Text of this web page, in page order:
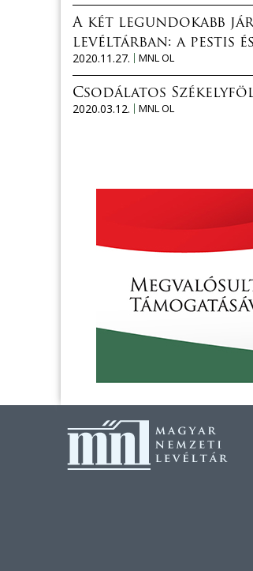
A két legundokabb
levéltárban: a pestis
2020.11.27.
MNL OL
Csodálatos
2020.03.12.
MNL OL